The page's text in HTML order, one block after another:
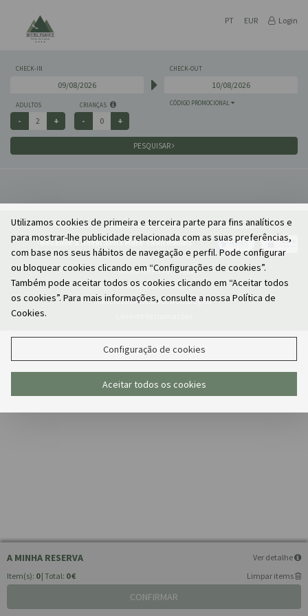
PT EUR Login
CHECK-IN CHECK-OUT
CÓDIGO PROMOCIONAL
ADULTOS CRIANÇAS
PESQUISAR
A MINHA RESERVA
Ver detalhe
Item(s): 0 | Total: 0 € Limpar items
CONFIRMAR
© 2026Hotel Parque Serra da LousãPowered bye-GDS
- Because a Hotel Sells More Than Rooms
Política de Privacidade
Política de Cookies
Resolução Alternativa de Litígios
Utilizamos cookies de primeira e terceira parte para fins analíticos e
para mostrar-lhe publicidade relacionada com as suas preferências,
com base nos seus hábitos de navegação e perfil. Pode configurar
ou bloquear cookies clicando em “Configurações de cookies”.
Também pode aceitar todos os cookies clicando em “Aceitar todos
os cookies”. Para mais informações, consulte a nossa Política de
Cookies.
Configuração de cookies
Aceitar todos os cookies